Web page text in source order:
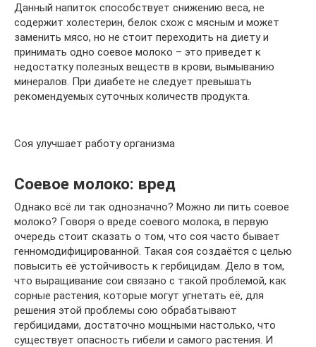
Данный напиток способствует снижению веса, не
содержит холестерин, белок схож с мясным и может
заменить мясо, но не стоит переходить на диету и
принимать одно соевое молоко – это приведет к
недостатку полезных веществ в крови, вымыванию
минералов. При диабете не следует превышать
рекомендуемых суточных количеств продукта.
Соя улучшает работу организма
Соевое молоко: вред
Однако всё ли так однозначно? Можно ли пить соевое
молоко? Говоря о вреде соевого молока, в первую
очередь стоит сказать о том, что соя часто бывает
генномодифицированной. Такая соя создаётся с целью
повысить её устойчивость к гербицидам. Дело в том,
что выращивание сои связано с такой проблемой, как
сорные растения, которые могут угнетать её, для
решения этой проблемы сою обрабатывают
гербицидами, достаточно мощными настолько, что
существует опасность гибели и самого растения. И